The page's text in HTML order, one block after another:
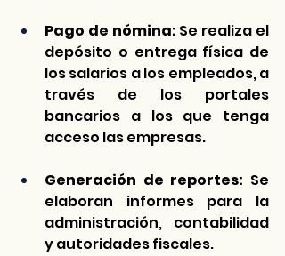
Pago de nómina: Se realiza el
depósito o entrega física de
los salarios a los empleados, a
través de los portales
bancarios a los que tenga
acceso las empresas.
Generación de reportes: Se
elaboran informes para la
administración, contabilidad
y autoridades fiscales.